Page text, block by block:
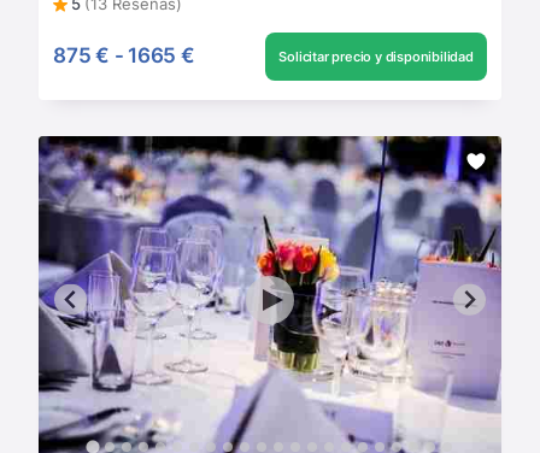
875 € - 1665 € Solicitar precio y disponibilidad